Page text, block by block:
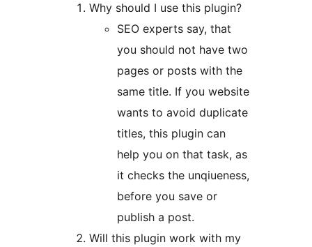
Why should I use this plugin?
SEO experts say, that
you should not have two
pages or posts with the
same title. If you website
wants to avoid duplicate
titles, this plugin can
help you on that task, as
it checks the unqiueness,
before you save or
publish a post.
Will this plugin work with my